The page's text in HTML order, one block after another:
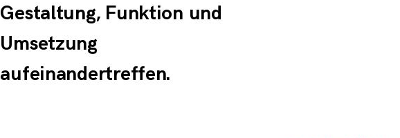
Gestaltung, Funktion und
Umsetzung
aufeinandertreffen.